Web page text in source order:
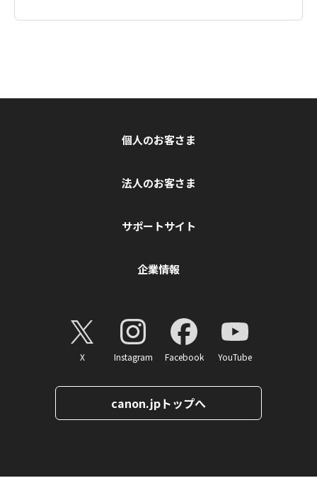
個人のお客さま
法人のお客さま
サポートサイト
企業情報
X Instagram Facebook YouTube
canon.jpトップへ